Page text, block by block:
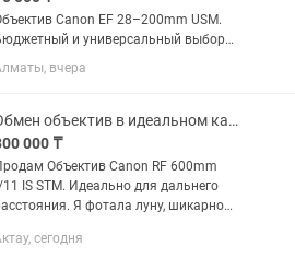
Canon EF 28–200mm USM.
и универсальный выбор
начинающих фотографов.
Отличный универсальный объектив
диапазон фокусных
от...
вчера
Обмен объектив в идеальном качестве
000 ₸
Объектив Canon RF 600mm
IS STM. Идеально для дальнего
Я фотала луну, шикарно
Луна получается
сегодня